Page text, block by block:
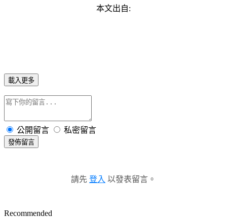
本文出自:
載入更多
公開留言 私密留言
發佈留言
請先 登入 以發表留言。
Recommended